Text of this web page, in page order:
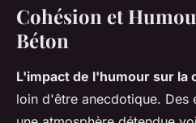
Cohésion et
Béton
L'impact de l'humour sur la
loin d'être anecdotique. Des